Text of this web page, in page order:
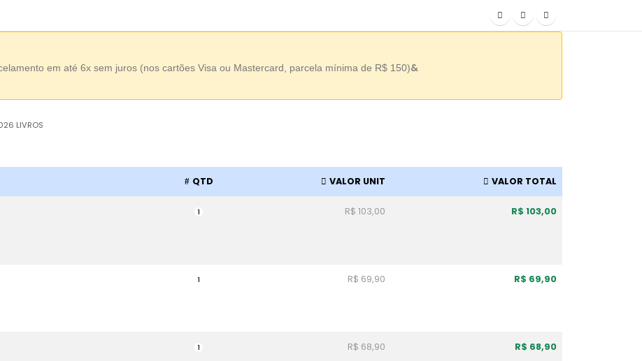
em até 6x sem juros (nos cartões Visa ou Mastercard, parcela mínima de R$ 150)&
LIVROS
QTD VALOR UNIT VALOR TOTAL
1 R$ 103,00 R$ 103,00
1 R$ 69,90 R$ 69,90
1 R$ 68,90 R$ 68,90